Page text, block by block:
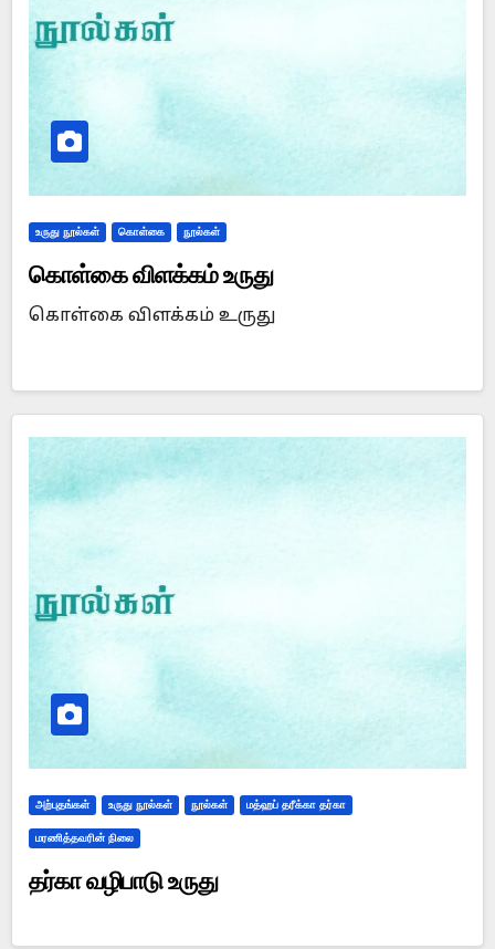
உருது நூல்கள் கொள்கை நூல்கள்
கொள்கை விளக்கம் உருது
கொள்கை விளக்கம் உருது
அற்புதங்கள் உருது நூல்கள் நூல்கள் மத்ஹப் தரீக்கா தர்கா
மரணித்தவரின் நிலை
தர்கா வழிபாடு உருது